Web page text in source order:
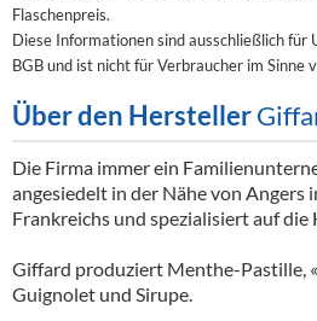
Flaschenpreis.
Diese Informationen sind ausschließlich für
BGB und ist nicht für Verbraucher im Sinne
Über den Hersteller
Die Firma immer ein
angesiedelt in der Nähe von Angers
Frankreichs und spezialisiert auf die
Giffard produziert Menthe-Pastille,
Guignolet und Sirupe.